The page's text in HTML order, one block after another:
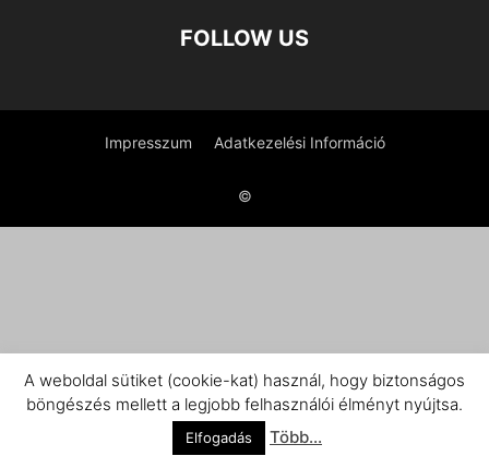
FOLLOW US
Impresszum Adatkezelési Információ
©
A weboldal sütiket (cookie-kat) használ, hogy biztonságos
böngészés mellett a legjobb felhasználói élményt nyújtsa.
Elfogadás Több...